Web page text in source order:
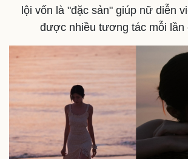
Thông tin doanh nghiệp
Doanh nghiệp 24h
Doanh nhân
Công nghệ
Sành điệu
Tin Công
Trải nghiệm
Chuyển
lội vốn là "đặc sản" giúp nữ diễn
được nhiều tương tác mỗi lần